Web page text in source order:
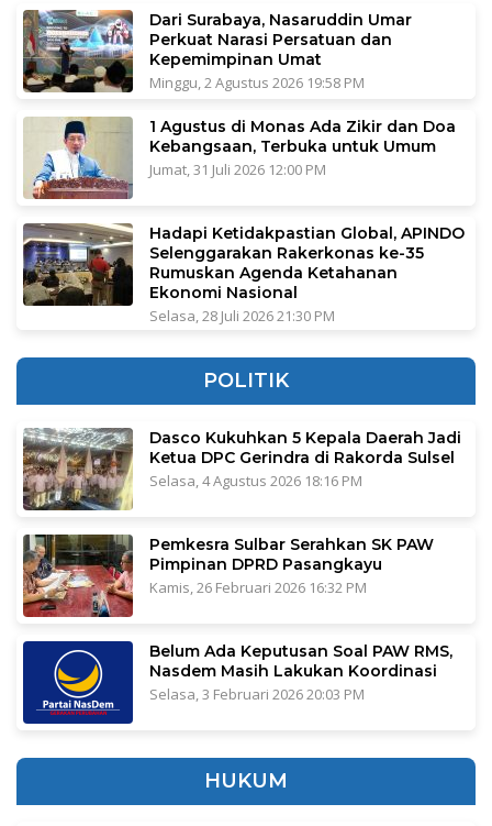
Dari Surabaya, Nasaruddin Umar
Perkuat Narasi Persatuan dan
Kepemimpinan Umat
Minggu, 2 Agustus 2026 19:58 PM
1 Agustus di Monas Ada Zikir dan Doa
Kebangsaan, Terbuka untuk Umum
Jumat, 31 Juli 2026 12:00 PM
Hadapi Ketidakpastian Global, APINDO
Selenggarakan Rakerkonas ke-35
Rumuskan Agenda Ketahanan
Ekonomi Nasional
Selasa, 28 Juli 2026 21:30 PM
POLITIK
Dasco Kukuhkan 5 Kepala Daerah Jadi
Ketua DPC Gerindra di Rakorda Sulsel
Selasa, 4 Agustus 2026 18:16 PM
Pemkesra Sulbar Serahkan SK PAW
Pimpinan DPRD Pasangkayu
Kamis, 26 Februari 2026 16:32 PM
Belum Ada Keputusan Soal PAW RMS,
Nasdem Masih Lakukan Koordinasi
Selasa, 3 Februari 2026 20:03 PM
HUKUM